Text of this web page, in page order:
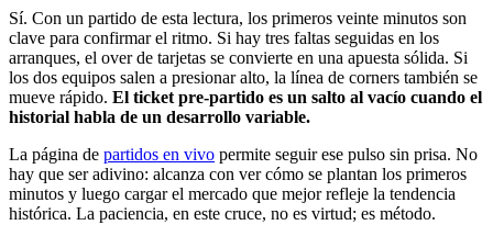
Sí. Con un partido de esta lectura, los primeros veinte minutos son
clave para confirmar el ritmo. Si hay tres faltas seguidas en los
arranques, el over de tarjetas se convierte en una apuesta sólida. Si
los dos equipos salen a presionar alto, la línea de corners también se
mueve rápido. El ticket pre-partido es un salto al vacío cuando el
historial habla de un desarrollo variable.
La página de partidos en vivo permite seguir ese pulso sin prisa. No
hay que ser adivino: alcanza con ver cómo se plantan los primeros
minutos y luego cargar el mercado que mejor refleje la tendencia
histórica. La paciencia, en este cruce, no es virtud; es método.